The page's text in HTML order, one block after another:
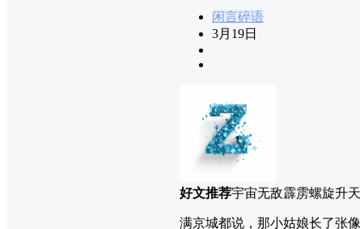
闲言碎语
3月19日
好文推荐宇宙无敌霹雳螺旋升
满京城都说，那小姑娘长了张